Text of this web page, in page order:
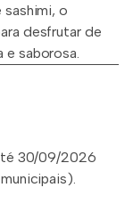
sashimi, o
desfrutar de
saborosa.
30/09/2026